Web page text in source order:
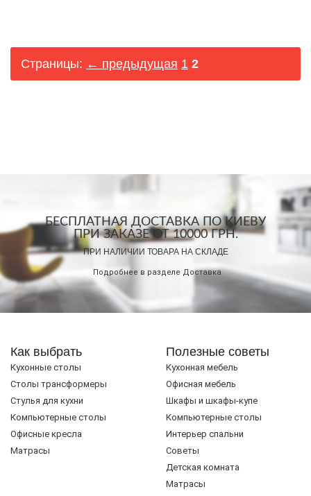
Страницы: ← предыдущая 1 2
БЕСПЛАТНАЯ ДОСТАВКА ПО КИЕВУ
ПРИ ЗАКАЗЕ ОТ 10000 ГРН.
ПРИ НАЛИЧИИ ТОВАРА НА СКЛАДЕ
Подробнее в разделе Доставка
Как выбрать
Кухонные столы
Cтолы трансформеры
Стулья для кухни
Компьютерные столы
Офисные кресла
Матрасы
Полезные советы
Кухонная мебель
Офисная мебель
Шкафы и шкафы-купе
Компьютерные столы
Интерьер спальни
Советы
Детская комната
Матрасы